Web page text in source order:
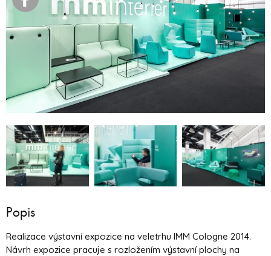
Popis
Realizace výstavní expozice na veletrhu IMM Cologne 2014.
Návrh expozice pracuje s rozložením výstavní plochy na